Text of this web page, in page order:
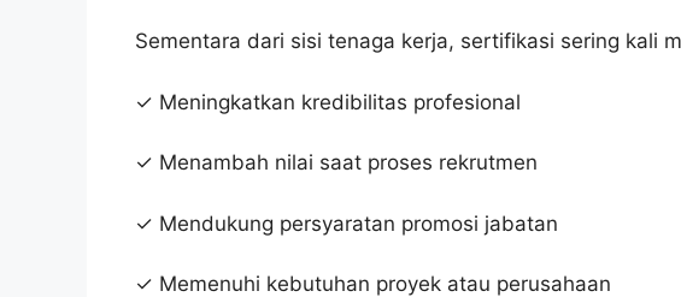
Sementara dari sisi tenaga kerja, sertifikasi sering kali
✓ Meningkatkan kredibilitas profesional
✓ Menambah nilai saat proses rekrutmen
✓ Mendukung persyaratan promosi jabatan
✓ Memenuhi kebutuhan proyek atau perusahaan